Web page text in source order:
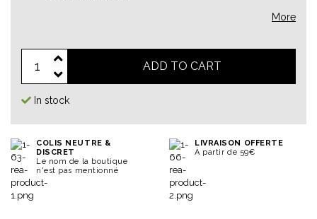
More
ADD TO CART
In stock
COLIS NEUTRE &
DISCRET
Le nom de la boutique
n'est pas mentionné
LIVRAISON OFFERTE
À partir de 59€